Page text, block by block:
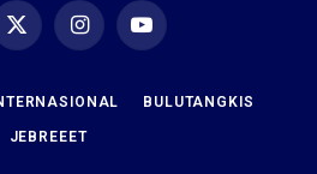
X
(Twitter)
InstagramYouTube
BULUTANGKIS
JEBREEET